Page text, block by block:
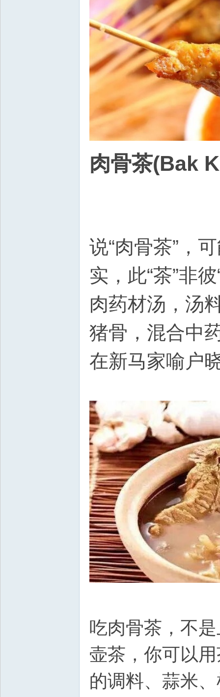
肉骨茶(Bak
说“肉骨茶”，
实，此“茶”非
肉药材汤，汤
猪骨，混合中
在新马家喻户
吃肉骨茶，不
壶茶，你可以
的调料、蒜米